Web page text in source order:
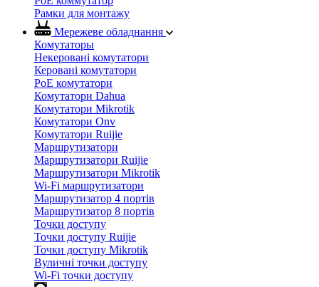
Рамки для монтажу
Мережеве обладнання
Комутаторы
Некеровані комутатори
Керовані комутатори
PoE комутатори
Комутатори Dahua
Комутатори Mikrotik
Комутатори Onv
Комутатори Ruijie
Маршрутизатори
Маршрутизатори Ruijie
Маршрутизатори Mikrotik
Wi-Fi маршрутизатори
Маршрутизатор 4 портів
Маршрутизатор 8 портів
Точки доступу
Точки доступу Ruijie
Точки доступу Mikrotik
Вуличні точки доступу
Wi-Fi точки доступу